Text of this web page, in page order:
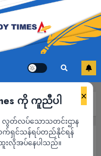
×
ကို ကူညီပါ
တ်လပ်သောသတင်းဌာန
က်ရှင်သန်ရပ်တည်နိုင်ရန်
လိုအပ်နေပါသည်။